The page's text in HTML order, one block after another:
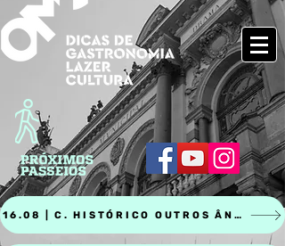
16.08 | C. HISTÓRICO OUTROS ÂNGULOS